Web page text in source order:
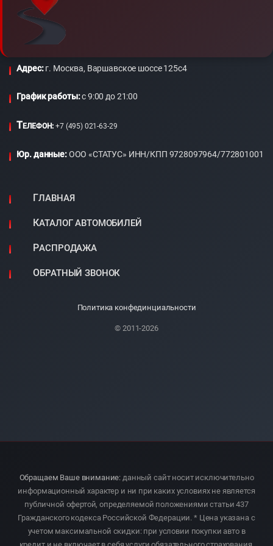
Адрес:г. Москва, Варшавское шоссе 125с4
График работы:c 9:00 до 21:00
ТЕЛЕФОН: +7 (495) 021-63-29
Юр. данные:ООО «СТАТУС» ИНН/КПП 9728097964/772801001
ГЛАВНАЯ
КАТАЛОГ АВТОМОБИЛЕЙ
РАСПРОДАЖА
ОБРАТНЫЙ ЗВОНОК
Политика конфединциальности
© 2011-2026
Обращаем Ваше внимание:данный сайт носит исключительно
информационный характер и ни при каких условиях не является
публичной офертой, определяемой положениями статьи 437
Гражданского кодекса Российской Федерации. * Цена указана с
учетом максимальной скидки: при условии покупки авто в